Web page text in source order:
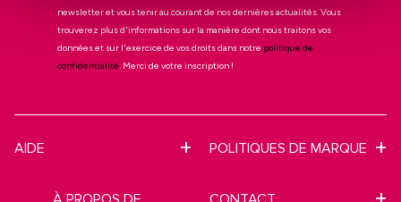
newsletter et vous tenir au courant de nos dernières actualités. Vous
trouverez plus d'informations sur la manière dont nous traitons vos
données et sur l'exercice de vos droits dans notre politique de
confidentialité. Merci de votre inscription !
AIDE POLITIQUES DE MARQUE